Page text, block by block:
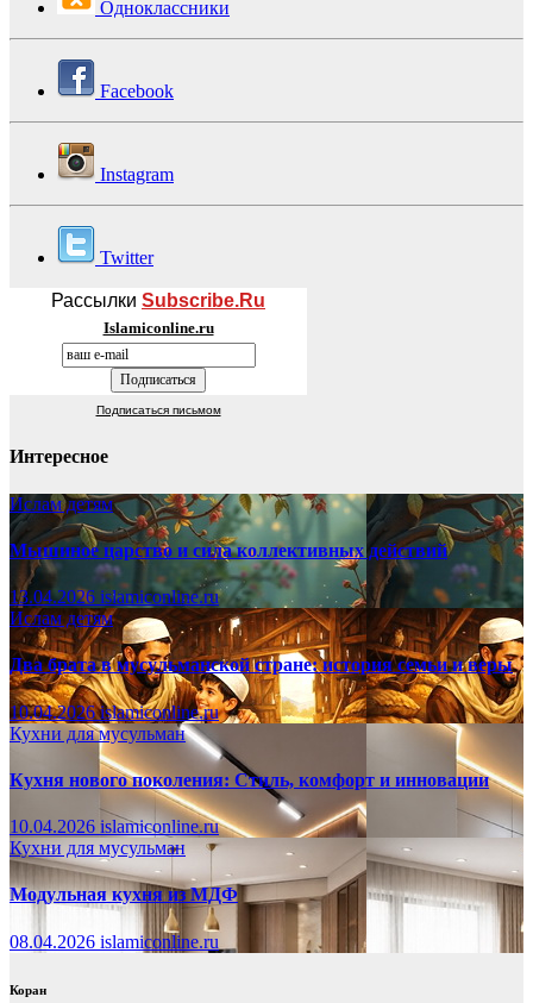
Одноклассники
Facebook
Instagram
Twitter
Рассылки Subscribe.Ru
Islamiconline.ru
Подписаться письмом
Интересное
Ислам детям
Мышиное царство и сила коллективных действий
13.04.2026 islamiconline.ru
Ислам детям
Два брата в мусульманской стране: история семьи и веры
10.04.2026islamiconline.ru
Кухни для мусульман
Кухня нового поколения: Стиль, комфорт и инновации
10.04.2026 islamiconline.ru
Кухни для мусульман
Модульная кухня из МДФ
08.04.2026 islamiconline.ru
Коран